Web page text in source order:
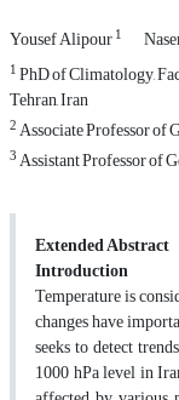
Yousef Alipour1
1PhD of Climatology,
Tehran, Iran
2Associate Professor of
3Assistant Professor of
Extended Abstract
Introduction
Temperature is
changes have
seeks to detect
1000 hPa level in